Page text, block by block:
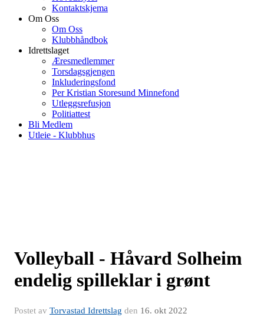
Kontaktskjema
Om Oss
Om Oss
Klubbhåndbok
Idrettslaget
Æresmedlemmer
Torsdagsgjengen
Inkluderingsfond
Per Kristian Storesund Minnefond
Utleggsrefusjon
Politiattest
Bli Medlem
Utleie - Klubbhus
Volleyball - Håvard Solheim
endelig spilleklar i grønt
Postet av Torvastad Idrettslag den 16. okt 2022